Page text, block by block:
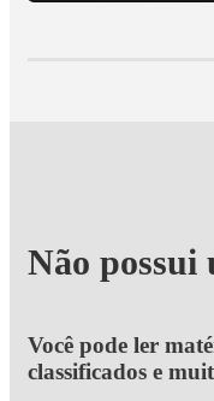
Não possui
Você pode ler
classificados e